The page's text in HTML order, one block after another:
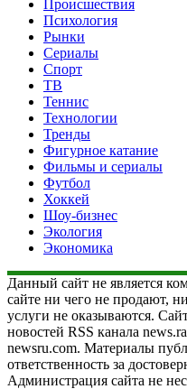
Происшествия
Психология
Рынки
Сериалы
Спорт
ТВ
Теннис
Технологии
Тренды
Фигурное катание
Фильмы и сериалы
Футбол
Хоккей
Шоу-бизнес
Экология
Экономика
Данный сайт не является
сайте ни чего не продают,
услуги не оказываются.
новостей RSS канала
newsru.com. Материалы
ответственность за
Администрация сайта не